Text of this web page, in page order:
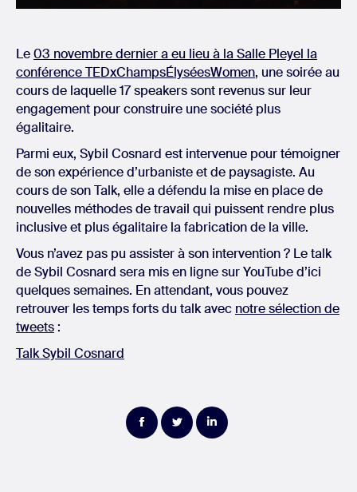
Le03 novembre dernier a eu lieu à la Salle Pleyel la
conférence TEDxChampsÉlyséesWomen, une soirée au
cours de laquelle 17 speakers sont revenus sur leur
engagement pour construire une société plus
égalitaire.
Parmi eux, Sybil Cosnard est intervenue pour témoigner
de son expérience d’urbaniste et de paysagiste. Au
cours de son Talk, elle a défendu la mise en place de
nouvelles méthodes de travail qui puissent rendre plus
inclusive et plus égalitaire la fabrication de la ville.
Vous n’avez pas pu assister à son intervention ? Le talk
de Sybil Cosnard sera mis en ligne sur YouTube d’ici
quelques semaines. En attendant, vous pouvez
retrouver les temps forts du talk avec notre sélection de
tweets :
Talk Sybil Cosnard
PartagerPartagerPartager